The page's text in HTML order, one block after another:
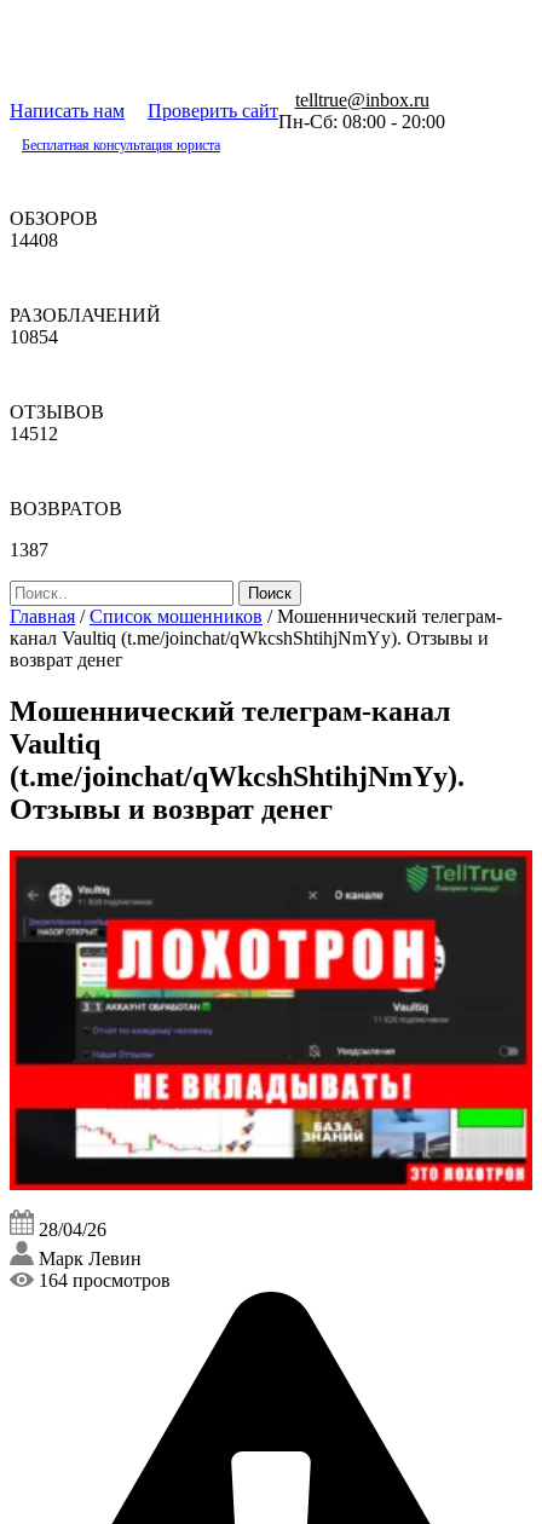
Написать нам Проверить сайт
telltrue@inbox.ru
Пн-Сб: 08:00 - 20:00
Бесплатная консультация юриста
ОБЗОРОВ
14408
РАЗОБЛАЧЕНИЙ
10854
ОТЗЫВОВ
14512
ВОЗВРАТОВ
1387
Главная /Список мошенников /Мошеннический телеграм-
канал Vaultiq (t.me/joinchat/qWkcshShtihjNmYy). Отзывы и
возврат денег
Мошеннический телеграм-канал
Vaultiq
(t.me/joinchat/qWkcshShtihjNmYy).
Отзывы и возврат денег
28/04/26
Марк Левин
164 просмотров